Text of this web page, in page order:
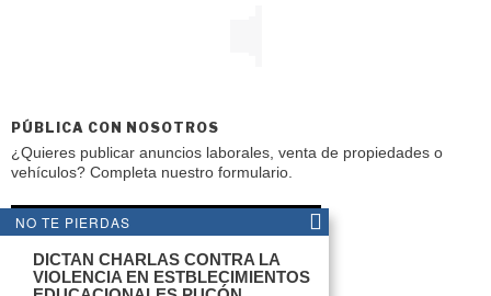
PÚBLICA CON NOSOTROS
¿Quieres publicar anuncios laborales, venta de propiedades o
vehículos? Completa nuestro formulario.
ENVIAR AVISO CLASIFICADO
NO TE PIERDAS
DICTAN CHARLAS CONTRA LA
VIOLENCIA EN ESTBLECIMIENTOS